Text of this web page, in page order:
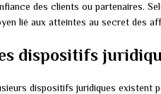
des clients ou partenaires.
lié aux atteintes au secret des
dispositifs
dispositifs juridiques existent